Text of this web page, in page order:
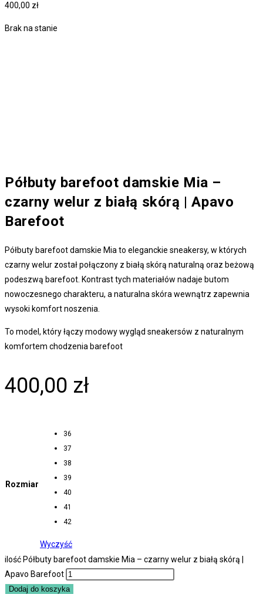
400,00 zł
Brak na stanie
Półbuty barefoot damskie Mia –
czarny welur z białą skórą | Apavo
Barefoot
Półbuty barefoot damskie Mia to eleganckie sneakersy, w których
czarny welur został połączony z białą skórą naturalną oraz beżową
podeszwą barefoot. Kontrast tych materiałów nadaje butom
nowoczesnego charakteru, a naturalna skóra wewnątrz zapewnia
wysoki komfort noszenia.
To model, który łączy modowy wygląd sneakersów z naturalnym
komfortem chodzenia barefoot
400,00 zł
Rozmiar
36
37
38
39
40
41
42
Wyczyść
ilość Półbuty barefoot damskie Mia – czarny welur z białą skórą |
Apavo Barefoot
Dodaj do koszyka